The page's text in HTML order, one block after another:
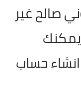
صالح غير
حساب